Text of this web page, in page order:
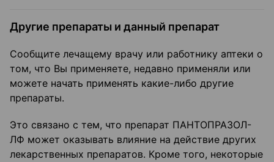
Другие препараты и данный препарат
Сообщите лечащему врачу или работнику аптеки о
том, что Вы применяете, недавно применяли или
можете начать применять какие-либо другие
препараты.
Это связано с тем, что препарат ПАНТОПРАЗОЛ-
ЛФ может оказывать влияние на действие других
лекарственных препаратов. Кроме того, некоторые